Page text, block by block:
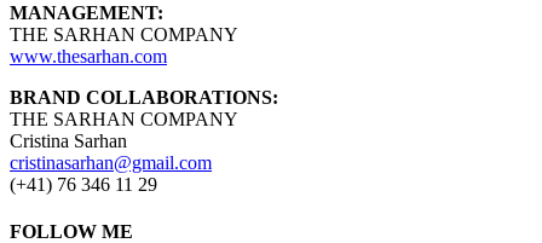
MANAGEMENT:
THE SARHAN COMPANY
www.thesarhan.com
BRAND COLLABORATIONS:
THE SARHAN COMPANY
Cristina Sarhan
cristinasarhan@gmail.com
(+41) 76 346 11 29
FOLLOW ME